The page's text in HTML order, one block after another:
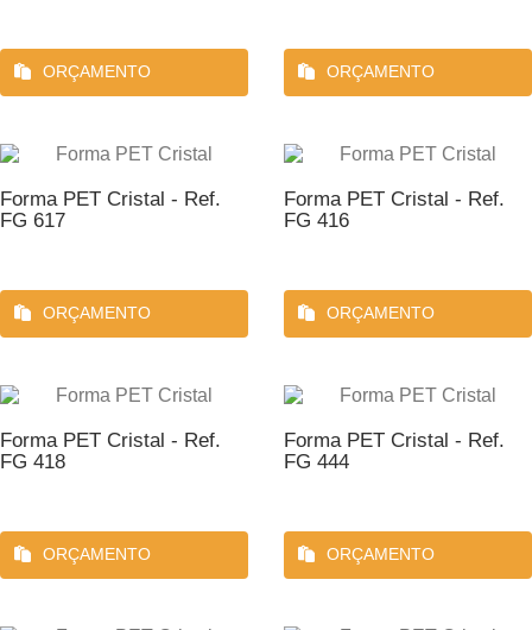
ORÇAMENTO ORÇAMENTO
Forma PET Cristal - Ref.
FG 617
ORÇAMENTO
Forma PET Cristal - Ref.
FG 416
ORÇAMENTO
Forma PET Cristal - Ref.
FG 418
ORÇAMENTO
Forma PET Cristal - Ref.
FG 444
ORÇAMENTO